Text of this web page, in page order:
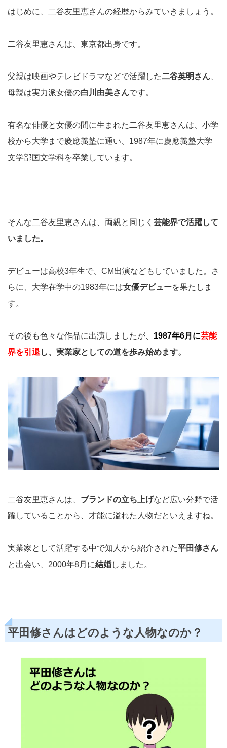
はじめに、二谷友里恵さんの経歴からみていきましょう。
二谷友里恵さんは、東京都出身です。
父親は映画やテレビドラマなどで活躍した二谷英明さん
母親は実力派女優の白川由美さんです。
有名な俳優と女優の間に生まれた二谷友里恵さんは、小学
校から大学まで慶應義塾に通い、1987年に慶應義塾大学
文学部国文学科を卒業しています。
そんな二谷友里恵さんは、両親と同じく 芸能界で活躍して
いました。
デビューは高校3年生で、CM出演などもしていました。さ
らに、大学在学中の1983年には女優デビューを果たしま
す。
その後も色々な作品に出演しましたが 1987年6月に芸能
界を引退 し、実業家としての道を歩み始めます。
二谷友里恵さんは、 ブランドの立ち上げなど広い分野で活
躍していることから、才能に溢れた人物だといえますね。
実業家として活躍する中で知人から紹介された平田修さん
と出会い、2000年8月に結婚しました。
平田修さんはどのような人物なのか？